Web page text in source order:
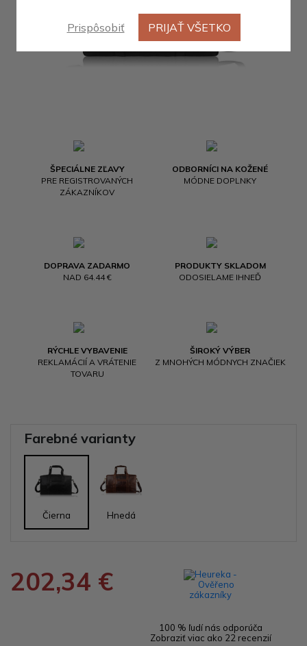
ŠPECIÁLNE ZĽAVY
PRE REGISTROVANÝCH
ZÁKAZNÍKOV
ODBORNÍCI NA KOŽENÉ
MÓDNE DOPLNKY
DOPRAVA ZADARMO
NAD 64.44 €
PRODUKTY SKLADOM
ODOSIELAME IHNEĎ
RÝCHLE VYBAVENIE
REKLAMÁCIÍ A VRÁTENIE
TOVARU
ŠIROKÝ VÝBER
Z MNOHÝCH MÓDNYCH ZNAČIEK
Farebné varianty
Čierna Hnedá
202,34 €
100 % ľudí nás odporúča
Zobraziť viac ako 22 recenzií
Prispôsobiť PRIJAŤ VŠETKO